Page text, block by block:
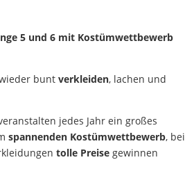
5 und 6 mit Kostümwettbewerb
buntverkleiden, lachen und
jedes Jahr ein großes
spannenden Kostümwettbewerb, bei
tolle Preise gewinnen